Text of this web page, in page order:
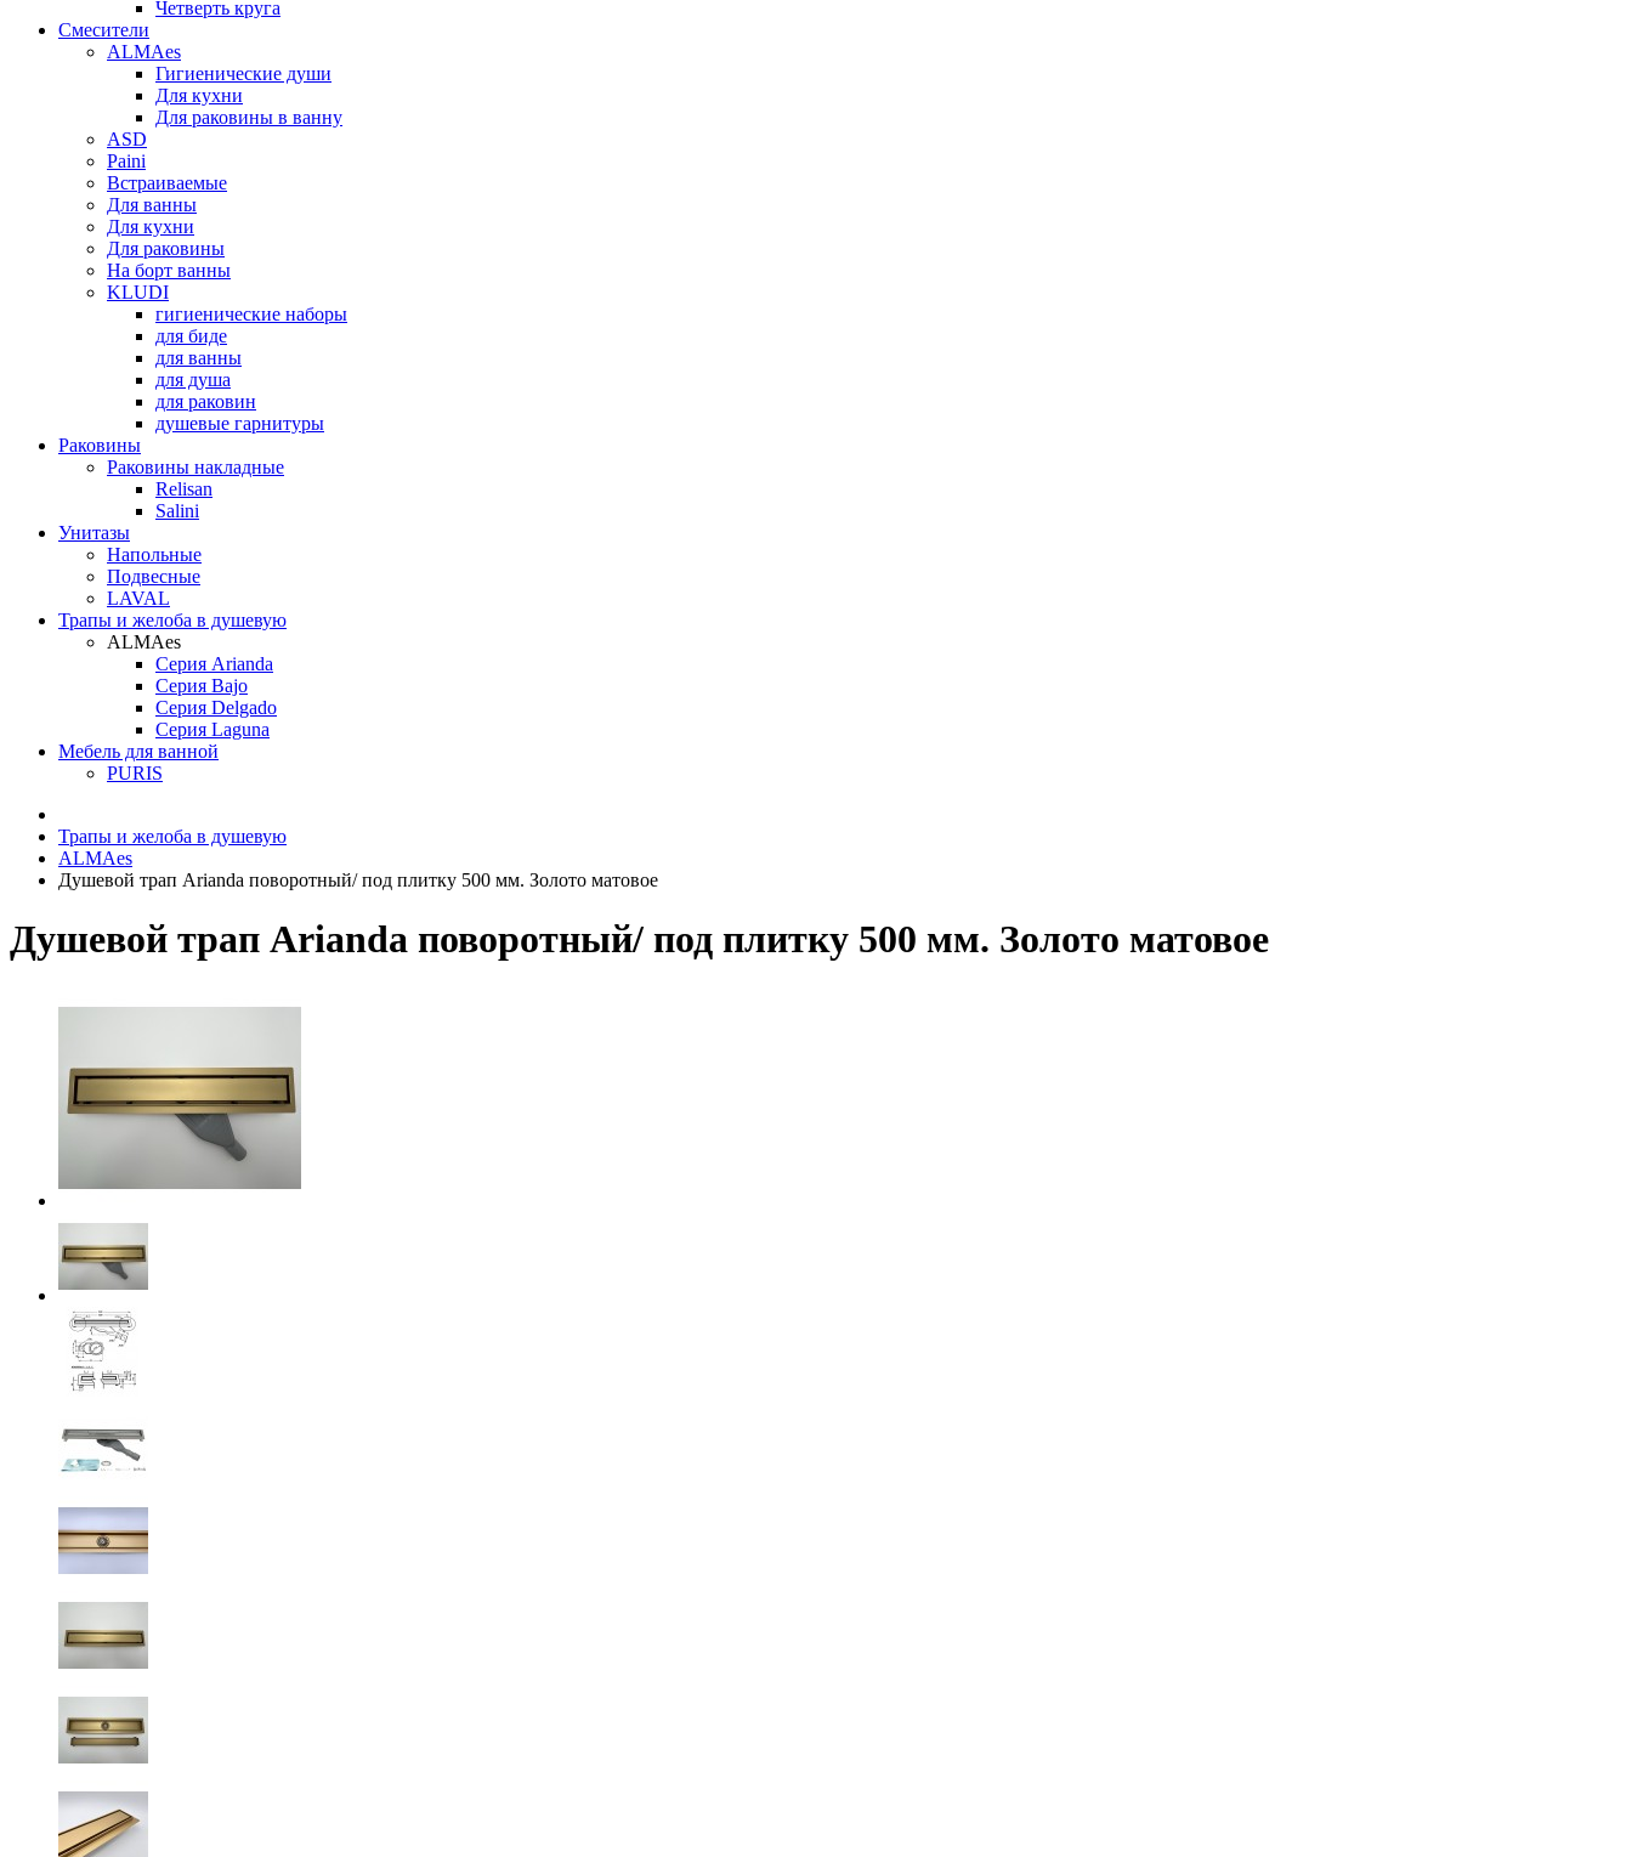
Четверть круга
Смесители
ALMAes
Гигиенические души
Для кухни
Для раковины в ванну
ASD
Paini
Встраиваемые
Для ванны
Для кухни
Для раковины
На борт ванны
KLUDI
гигиенические наборы
для биде
для ванны
для душа
для раковин
душевые гарнитуры
Раковины
Раковины накладные
Relisan
Salini
Унитазы
Напольные
Подвесные
LAVAL
Трапы и желоба в душевую
ALMAes
Серия Arianda
Серия Bajo
Серия Delgado
Серия Laguna
Мебель для ванной
PURIS
Трапы и желоба в душевую
ALMAes
Душевой трап Arianda поворотный/ под плитку 500 мм. Золото матовое
Душевой трап Arianda поворотный/ под плитку 500 мм. Золото матовое